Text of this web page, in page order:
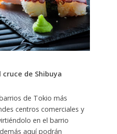
de Shibuya
de Tokio más
centros comerciales y
en el barrio
aquí podrán